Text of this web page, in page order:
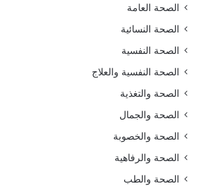
الصحة العامة
الصحة النسائية
الصحة النفسية
الصحة النفسية والعلاج
الصحة والتغذية
الصحة والجمال
الصحة والخصوبة
الصحة والرفاهية
الصحة والطب